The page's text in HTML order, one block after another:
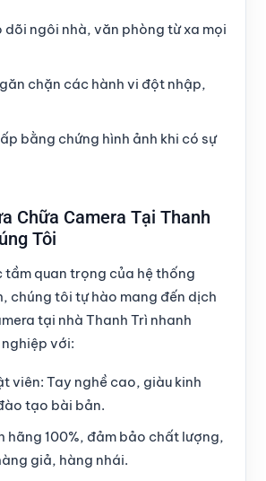
dõi ngôi nhà, văn phòng từ xa mọi
chặn các hành vi đột nhập,
bằng chứng hình ảnh khi có sự
Chữa Camera Tại Thanh
Tôi
tầm quan trọng của hệ thống
chúng tôi tự hào mang đến dịch
tại nhà Thanh Trì nhanh
với:
viên: Tay nghề cao, giàu kinh
tạo bài bản.
hãng 100%, đảm bảo chất lượng,
giả, hàng nhái.